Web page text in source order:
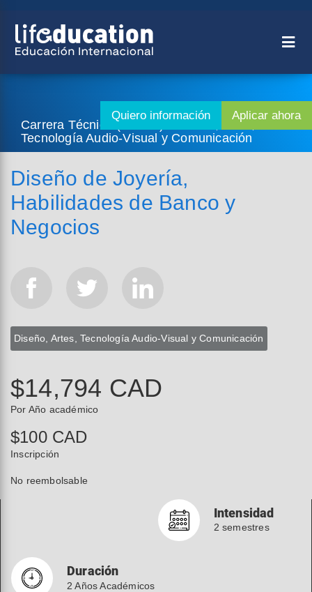
Carrera Técnica (2 años) - Diseño, Artes,
Tecnología Audio-Visual y Comunicación
Diseño de Joyería,
Habilidades de Banco y
Negocios
Diseño, Artes, Tecnología Audio-Visual y Comunicación
$14,794 CAD
Por Año académico
$100 CAD
Inscripción
No reembolsable
Duración
2 Años Académicos
Intensidad
2 semestres